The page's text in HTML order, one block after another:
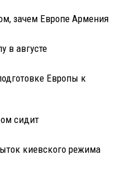
зачем Европе Армения
в августе
Европы к
сидит
киевского режима